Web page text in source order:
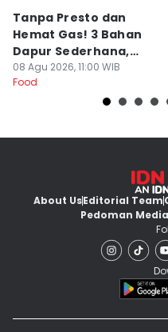
Tanpa Presto dan
Hemat Gas! 3 Bahan
Dapur Sederhana,
Daging Sapi Empuk
Dalam 15 Menit
08 Agu 2026, 11:00 WIB
Food
About UsEditorial Team
Pedoman